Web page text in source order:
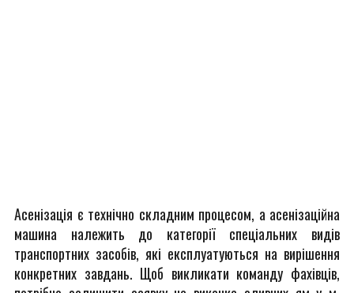
Асенізація є технічно складним процесом, а асенізаційна
машина належить до категорії спеціальних видів
транспортних засобів, які експлуатуються на вирішення
конкретних завдань. Щоб викликати команду фахівців,